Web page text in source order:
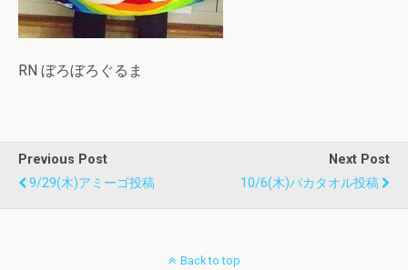
RN ぼろぼろぐるま
Previous Post
9/29(木)アミーゴ投稿
Next Post
10/6(木)バカタオル投稿
Back to top